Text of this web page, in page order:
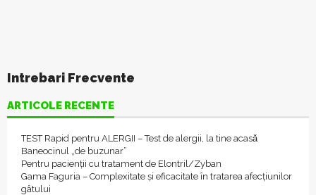
Intrebari Frecvente
ARTICOLE RECENTE
TEST Rapid pentru ALERGII – Test de alergii, la tine acasǎ
Baneocinul „de buzunar”
Pentru pacienții cu tratament de Elontril/Zyban
Gama Faguria – Complexitate și eficacitate în tratarea afecțiunilor
gâtului